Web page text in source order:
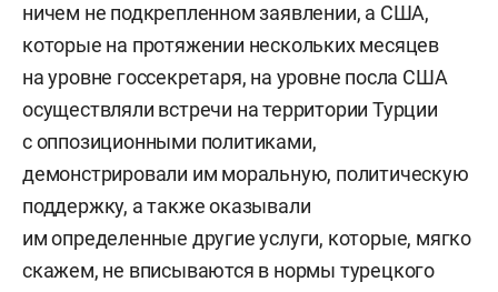
ничем не подкрепленном заявлении, а США,
которые на протяжении нескольких месяцев
на уровне госсекретаря, на уровне посла США
осуществляли встречи на территории Турции
с оппозиционными политиками,
демонстрировали им моральную, политическую
поддержку, а также оказывали
им определенные другие услуги, которые, мягко
скажем, не вписываются в нормы турецкого